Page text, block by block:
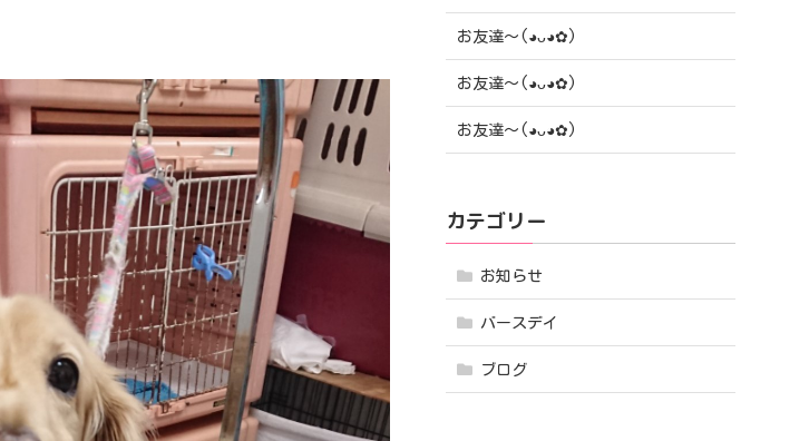
お友達〜(⁠◕⁠ᴗ⁠◕⁠✿⁠)
お友達〜(⁠◕⁠ᴗ⁠◕⁠✿⁠)
お友達〜(⁠◕⁠ᴗ⁠◕⁠✿⁠)
カテゴリー
お知らせ
バースデイ
ブログ